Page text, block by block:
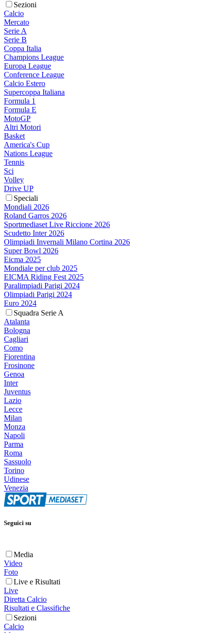
Sezioni
Calcio
Mercato
Serie A
Serie B
Coppa Italia
Champions League
Europa League
Conference League
Calcio Estero
Supercoppa Italiana
Formula 1
Formula E
MotoGP
Altri Motori
Basket
America's Cup
Nations League
Tennis
Sci
Volley
Drive UP
Speciali
Mondiali 2026
Roland Garros 2026
Sportmediaset Live Riccione 2026
Scudetto Inter 2026
Olimpiadi Invernali Milano Cortina 2026
Super Bowl 2026
Eicma 2025
Mondiale per club 2025
EICMA Riding Fest 2025
Paralimpiadi Parigi 2024
Olimpiadi Parigi 2024
Euro 2024
Squadra Serie A
Atalanta
Bologna
Cagliari
Como
Fiorentina
Frosinone
Genoa
Inter
Juventus
Lazio
Lecce
Milan
Monza
Napoli
Parma
Roma
Sassuolo
Torino
Udinese
Venezia
Seguici su
Media
Video
Foto
Live e Risultati
Live
Diretta Calcio
Risultati e Classifiche
Sezioni
Calcio